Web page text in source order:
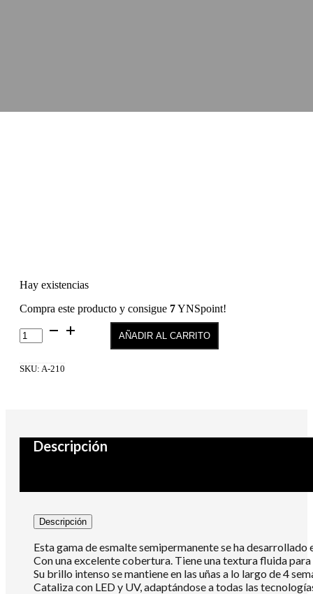
Hay existencias
Compra este producto y consigue 7YNSpoint!
Gel
Polish
cantidad
AÑADIR AL CARRITO
SKU: A-210
Descripción
Descripción
Esta gama de esmalte semipermanente se ha
Con una excelente cobertura. Tiene una textura fluida
Su brillo intenso se mantiene en las uñas a lo largo de 4
Cataliza con LED y UV, adaptándose a todas las